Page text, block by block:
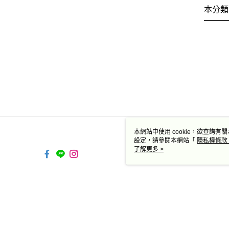
本分
本網站中使用 cookie，欲查詢有
設定，請參閱本網站「 隱私權條款
使用 cookie。
了解更多 >